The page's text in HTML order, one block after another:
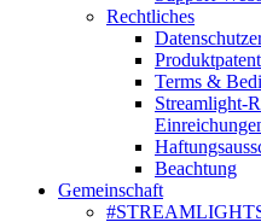
Rechtliches
Terms &
Streamlight-
Beachtung
Gemeinschaft